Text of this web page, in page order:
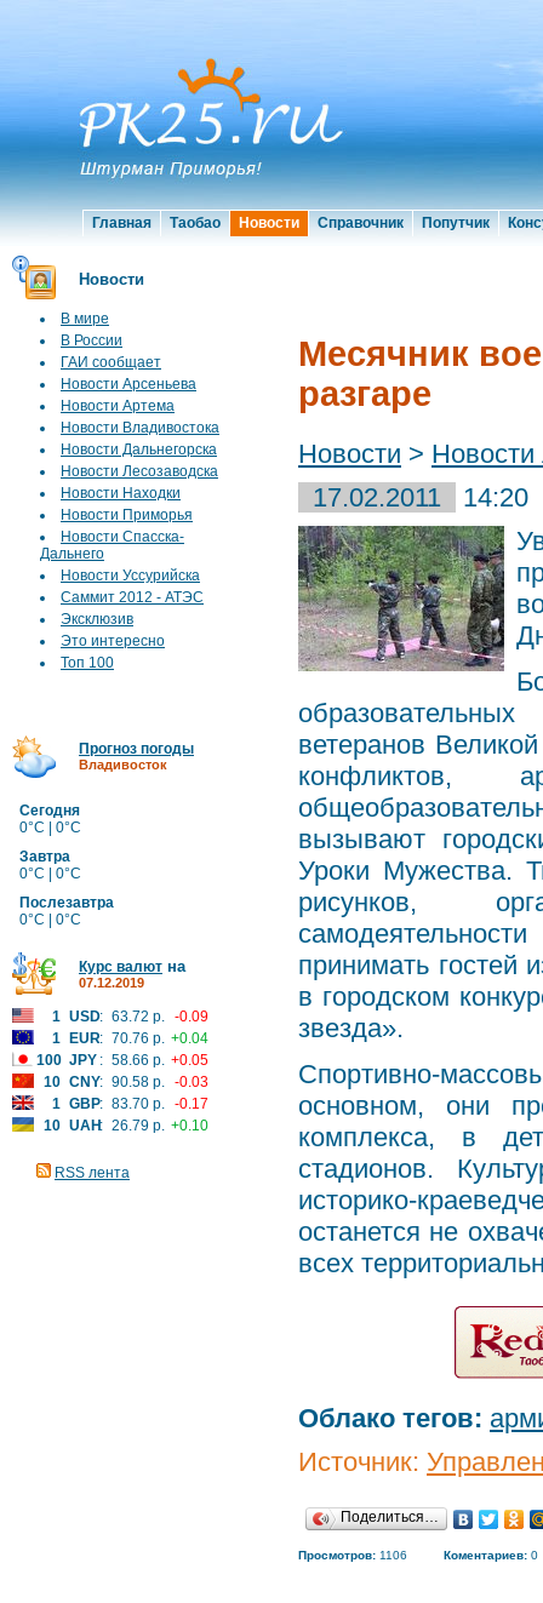
Главная Таобао Новости Справочник Попутчик
Новости
В мире
В России
ГАИ сообщает
Новости Арсеньева
Новости Артема
Новости Владивостока
Новости Дальнегорска
Новости Лесозаводска
Новости Находки
Новости Приморья
Новости Спасска-
Дальнего
Новости Уссурийска
Саммит 2012 - АТЭС
Эксклюзив
Это интересно
Топ 100
Прогноз погоды
Владивосток
Сегодня
0°C | 0°C
Завтра
0°C | 0°C
Послезавтра
0°C | 0°C
Курс валют на
07.12.2019
1 USD: 63.72 р. -0.09
1
EUR: 70.76 р. +0.04
100 JPY : 58.66 р. +0.05
10 CNY: 90.58 р. -0.03
1 GBP: 83.70 р. -0.17
10 UAH: 26.79 р. +0.10
RSS лента
Месячник
разгаре
Новости >
17.02.2011
14:20
ветеранов
конфликтов,
вызывают
Уроки Мужества.
рисунков,
принимать гостей
в городском
звезда».
Спортивно-
основном, они
комплекса, в
стадионов.
историко-
останется не
всех
Облако тегов:
Источник:
Поделиться…
Просмотров: 1106 Коментариев: 0